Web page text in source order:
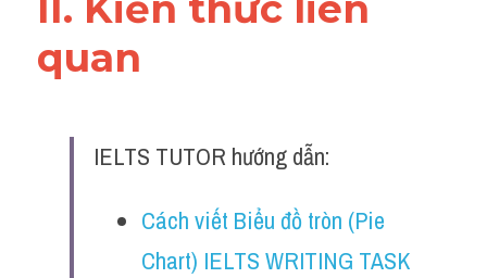
quan
IELTS TUTOR hướng dẫn:
Cách viết Biểu đồ tròn (Pie
Chart) IELTS WRITING TASK